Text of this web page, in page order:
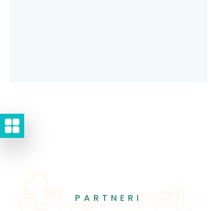
PARTNERI